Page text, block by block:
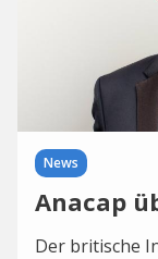
News
Anacap
Der britische